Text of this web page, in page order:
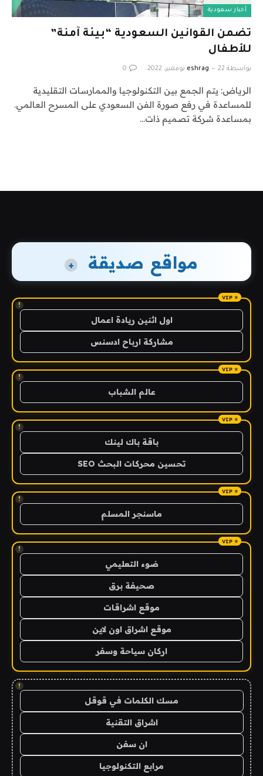
أخبار سعودية
تضمن القوانين السعودية “بيئة آمنة”
للأطفال
بواسطة eshrag 22 نوفمبر، 2022 0
الرياض: يتم الجمع بين التكنولوجيا والممارسات التقليدية
للمساعدة في رفع صورة الفن السعودي على المسرح العالمي.
بمساعدة شركة تصميم ذات…
مواقع صديقة +
!
اول اثنين ريادة اعمال
مشاركة ارباح ادسنس
!
عالم الشباب
!
باقة باك لينك
تحسين محركات البحث SEO
!
ماسنجر المسلم
!
ضوء التعليمي
صحيفة برق
موقع اشراقات
موقع اشراق اون لاين
اركان سياحة وسفر
!
مسك الكلمات في قوقل
اشراق التقنية
ان سفن
مرابع التكنولوجيا